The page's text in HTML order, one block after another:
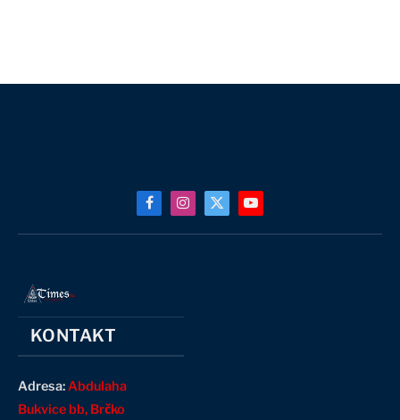
FacebookInstagram
X
YouTube
KONTAKT
Adresa:Abdulaha
Bukvice bb, Brčko